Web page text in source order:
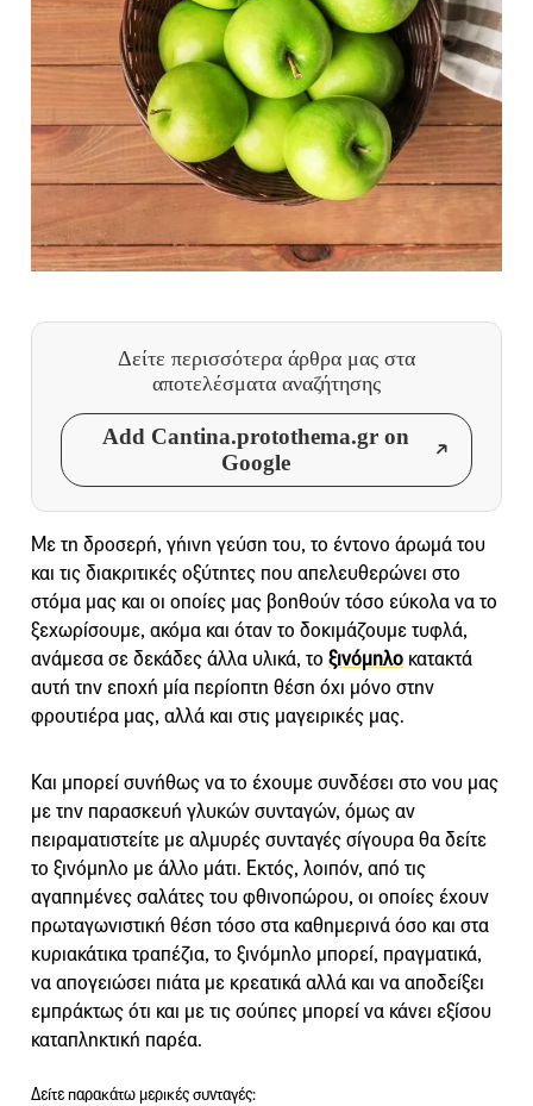
Δείτε περισσότερα άρθρα μας στα
αποτελέσματα αναζήτησης
Add Cantina.protothema.gr on
Google
Με τη δροσερή, γήινη γεύση του, το έντονο άρωμά του
και τις διακριτικές οξύτητες που απελευθερώνει στο
στόμα μας και οι οποίες μας βοηθούν τόσο εύκολα να το
ξεχωρίσουμε, ακόμα και όταν το δοκιμάζουμε τυφλά,
ανάμεσα σε δεκάδες άλλα υλικά, το ξινόμηλο κατακτά
αυτή την εποχή μία περίοπτη θέση όχι μόνο στην
φρουτιέρα μας, αλλά και στις μαγειρικές μας.
Και μπορεί συνήθως να το έχουμε συνδέσει στο νου μας
με την παρασκευή γλυκών συνταγών, όμως αν
πειραματιστείτε με αλμυρές συνταγές σίγουρα θα δείτε
το ξινόμηλο με άλλο μάτι. Εκτός, λοιπόν, από τις
αγαπημένες σαλάτες του φθινοπώρου, οι οποίες έχουν
πρωταγωνιστική θέση τόσο στα καθημερινά όσο και στα
κυριακάτικα τραπέζια, το ξινόμηλο μπορεί, πραγματικά,
να απογειώσει πιάτα με κρεατικά αλλά και να αποδείξει
εμπράκτως ότι και με τις σούπες μπορεί να κάνει εξίσου
καταπληκτική παρέα.
Δείτε παρακάτω μερικές συνταγές: